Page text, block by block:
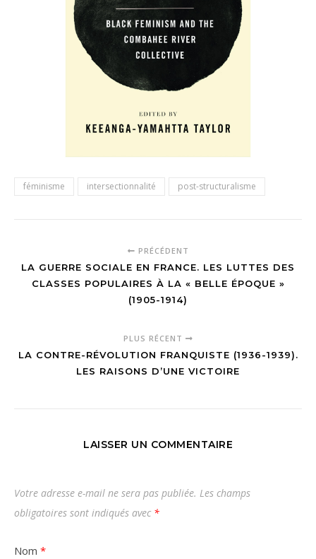
féminisme intersectionnalité post-structuralisme
PRÉCÉDENT
LA GUERRE SOCIALE EN FRANCE. LES LUTTES DES
CLASSES POPULAIRES À LA « BELLE ÉPOQUE »
(1905-1914)
PLUS RÉCENT
LA CONTRE-RÉVOLUTION FRANQUISTE (1936-1939).
LES RAISONS D’UNE VICTOIRE
LAISSER UN COMMENTAIRE
Votre adresse e-mail ne sera pas publiée. Les champs
obligatoires sont indiqués avec *
Nom *